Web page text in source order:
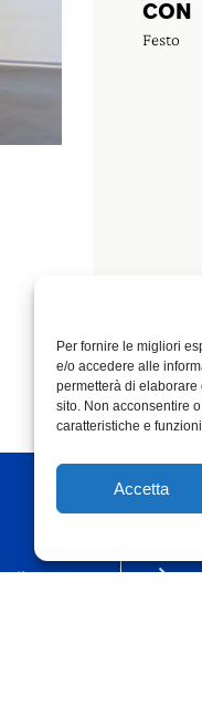
Per fornire le migliori
e/o accedere alle
permetterà di
sito. Non acconsentire
caratteristiche e
Accetta
CON
Festo